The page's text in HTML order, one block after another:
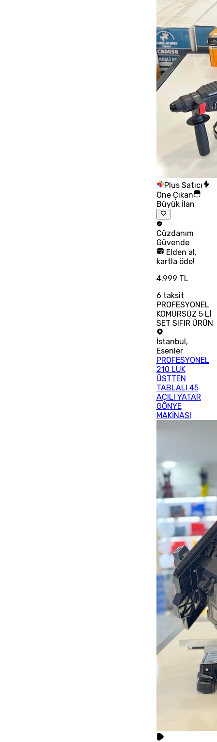
Plus Satıcı
Öne Çıkan
Büyük İlan
Cüzdanım
Güvende
Elden al,
kartla öde!
4.999 TL
6 taksit
PROFESYONEL
KÖMÜRSÜZ 5 Lİ
SET SIFIR ÜRÜN
İstanbul,
Esenler
PROFESYONEL
210 LUK
ÜSTTEN
TABLALI 45
AÇILI YATAR
GÖNYE
MAKİNASI